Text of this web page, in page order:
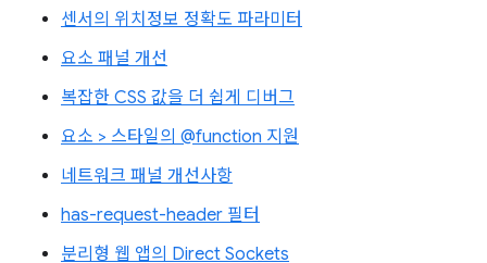
센서의 위치정보 정확도 파라미터
요소 패널 개선
복잡한 CSS 값을 더 쉽게 디버그
요소 > 스타일의 @function 지원
네트워크 패널 개선사항
has-request-header 필터
분리형 웹 앱의 Direct Sockets